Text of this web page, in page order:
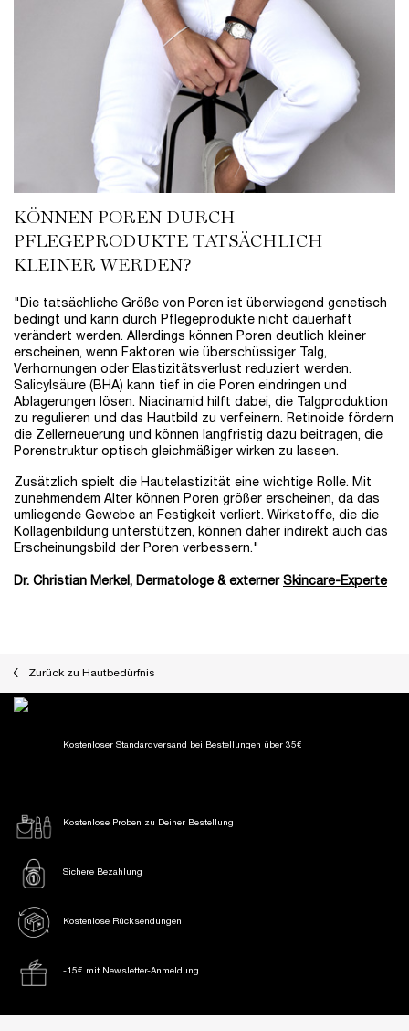
KÖNNEN POREN DURCH
PFLEGEPRODUKTE TATSÄCHLICH
KLEINER WERDEN?
"Die tatsächliche Größe von Poren ist überwiegend genetisch
bedingt und kann durch Pflegeprodukte nicht dauerhaft
verändert werden. Allerdings können Poren deutlich kleiner
erscheinen, wenn Faktoren wie überschüssiger Talg,
Verhornungen oder Elastizitätsverlust reduziert werden.
Salicylsäure (BHA) kann tief in die Poren eindringen und
Ablagerungen lösen. Niacinamid hilft dabei, die Talgproduktion
zu regulieren und das Hautbild zu verfeinern. Retinoide fördern
die Zellerneuerung und können langfristig dazu beitragen, die
Porenstruktur optisch gleichmäßiger wirken zu lassen.
Zusätzlich spielt die Hautelastizität eine wichtige Rolle. Mit
zunehmendem Alter können Poren größer erscheinen, da das
umliegende Gewebe an Festigkeit verliert. Wirkstoffe, die die
Kollagenbildung unterstützen, können daher indirekt auch das
Erscheinungsbild der Poren verbessern."
Dr. Christian Merkel, Dermatologe & externer Skincare-Experte
Zurück zu Hautbedürfnis
Kostenloser Standardversand bei Bestellungen über 35€
Kostenlose Proben zu Deiner Bestellung
Sichere Bezahlung
Kostenlose Rücksendungen
-15€ mit Newsletter-Anmeldung